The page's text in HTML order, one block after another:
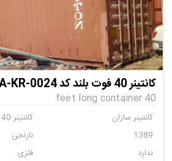
کانتینر 40 فوت بلند کد STKA-KR-0024
40 feet long container
کانتینر سازان
کانتینر 40 فوت
1389
نارنجی
ندارد
فلزی